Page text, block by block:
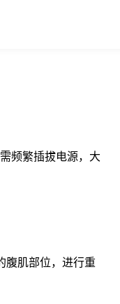
频繁插拔电源，大
腹肌部位，进行重